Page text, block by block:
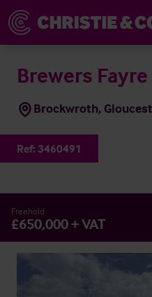
Brewers
Brockwroth,
Ref: 3460491
Freehold
£650,000 + VAT